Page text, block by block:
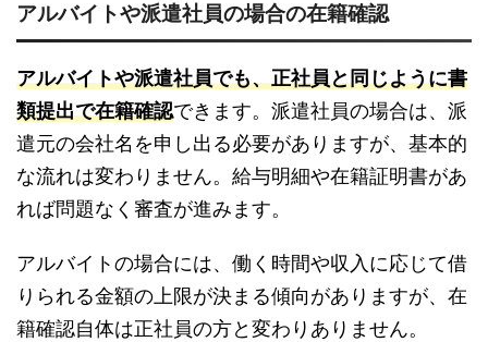
アルバイトや派遣社員の場合の在籍確認
アルバイトや派遣社員でも、正社員と同じように書
類提出で在籍確認できます。派遣社員の場合は、派
遣元の会社名を申し出る必要がありますが、基本的
な流れは変わりません。給与明細や在籍証明書があ
れば問題なく審査が進みます。
アルバイトの場合には、働く時間や収入に応じて借
りられる金額の上限が決まる傾向がありますが、在
籍確認自体は正社員の方と変わりありません。